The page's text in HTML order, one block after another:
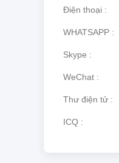
Điện thoại
WHATSAPP
Skype
WeChat
Thư điện tử
ICQ